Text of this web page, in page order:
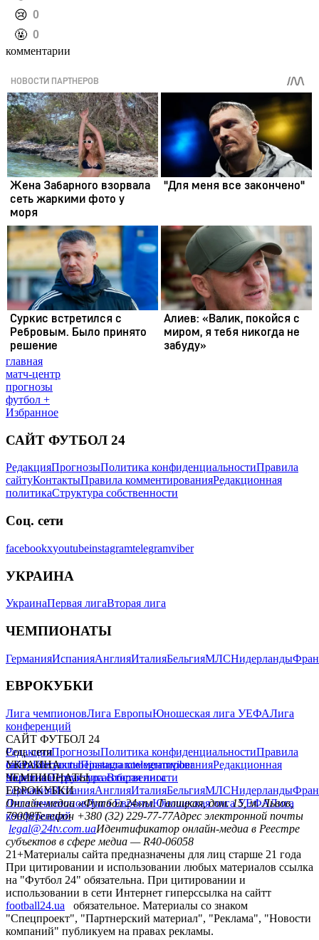
️😢 0
️🤬 0
комментарии
главная
матч-центр
прогнозы
футбол +
Избранное
САЙТ ФУТБОЛ 24
РедакцияПрогнозыПолитика конфиденциальностиПравила
сайтуКонтактыПравила комментированияРедакционная
политикаСтруктура собственности
Соц. сети
facebookxyoutubeinstagramtelegramviber
УКРАИНА
УкраинаПервая лигаВторая лига
ЧЕМПИОНАТЫ
ГерманияИспанияАнглияИталияБельгияМЛСНидерланды
ЕВРОКУБКИ
Лига чемпионовЛига ЕвропыЮношеская лига УЕФАЛига
конференций
САЙТ ФУТБОЛ 24
РедакцияПрогнозыПолитика конфиденциальностиПравила
сайтуКонтактыПравила комментированияРедакционная
политикаСтруктура собственности
Соц. сети
facebookxyoutubeinstagramtelegramviber
УКРАИНА
УкраинаПервая лигаВторая лига
ЧЕМПИОНАТЫ
ГерманияИспанияАнглияИталияБельгияМЛСНидерланды
ЕВРОКУБКИ
Лига чемпионовЛига ЕвропыЮношеская лига УЕФАЛига
конференций
Онлайн-медиа «Футбол 24»пл. Галицкая, дом. 15, м. Львов,
79008Телефон +380 (32) 229-77-77Адрес электронной почты
legal@24tv.com.uaИдентификатор онлайн-медиа в Реестре
субъектов в сфере медиа — R40-06058
21+Материалы сайта предназначены для лиц старше 21 года
При цитировании и использовании любых материалов ссылка
на "Футбол 24" обязательна. При цитировании и
использовании в сети Интернет гиперссылка на сайтт
football24.ua
обязательное. Материалы со знаком
"Спецпроект", "Партнерский материал", "Реклама", "Новости
компаний" публикуем на правах рекламы.